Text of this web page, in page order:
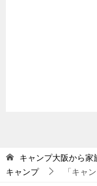
キャンプ大阪から家
キャンプ
「キャ